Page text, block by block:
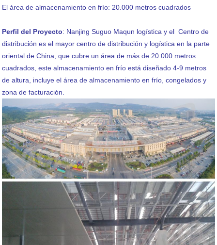
El área de almacenamiento en frío: 20.000 metros cuadrados
Perfil del Proyecto: Nanjing Suguo Maqun logística y el Centro de
distribución es el mayor centro de distribución y logística en la parte
oriental de China, que cubre un área de más de 20.000 metros
cuadrados, este almacenamiento en frío está diseñado 4-9 metros
de altura, incluye el área de almacenamiento en frío, congelados y
zona de facturación.